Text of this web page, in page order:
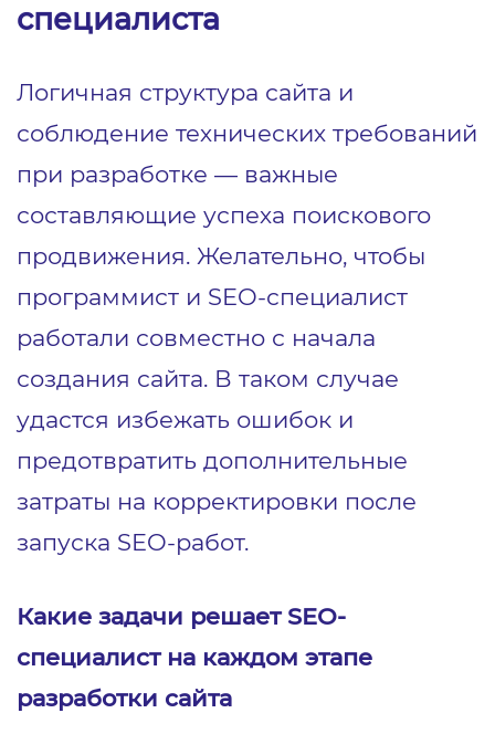
специалиста
Логичная структура сайта и
соблюдение технических требований
при разработке — важные
составляющие успеха поискового
продвижения. Желательно, чтобы
программист и SEO-специалист
работали совместно с начала
создания сайта. В таком случае
удастся избежать ошибок и
предотвратить дополнительные
затраты на корректировки после
запуска SEO-работ.
Какие задачи решает SEO-
специалист на каждом этапе
разработки сайта